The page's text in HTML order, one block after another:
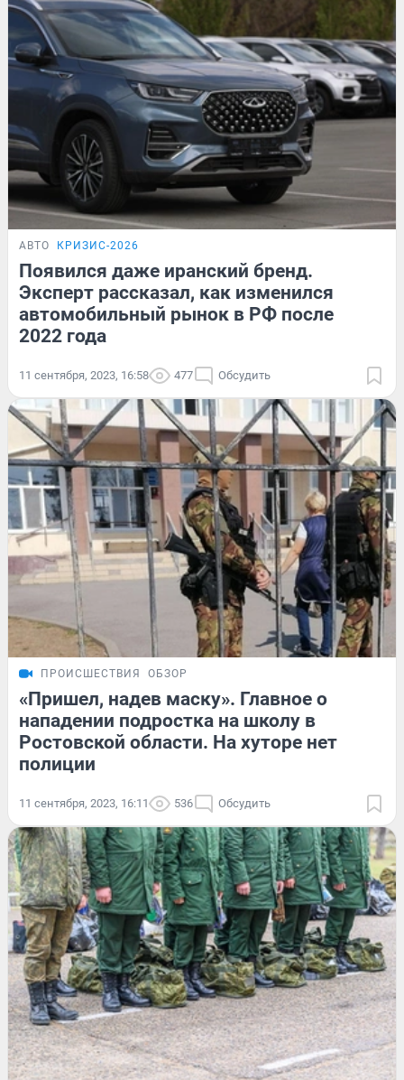
АВТО КРИЗИС-2026
Появился даже иранский бренд.
Эксперт рассказал, как изменился
автомобильный рынок в РФ после
2022 года
11 сентября, 2023, 16:58 477 Обсудить
ПРОИСШЕСТВИЯ ОБЗОР
«Пришел, надев маску». Главное о
нападении подростка на школу в
Ростовской области. На хуторе нет
полиции
11 сентября, 2023, 16:11 536 Обсудить